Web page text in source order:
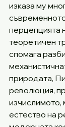
изказа му
перцепцията
теоретичен
спомага
природата,
революция,
изчислимото,
естество на